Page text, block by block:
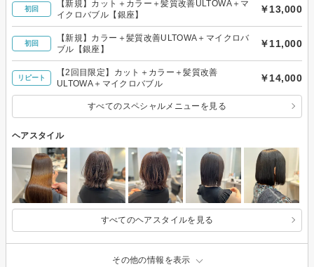
初回
【新規】カット＋カラー＋髪質改善ULTOWA＋マ
イクロバブル【銀座】
￥13,000
初回
【新規】カラー＋髪質改善ULTOWA＋マイクロバ
ブル【銀座】
￥11,000
リピート
【2回目限定】カット＋カラー＋髪質改善
ULTOWA＋マイクロバブル
￥14,000
すべてのスペシャルメニューを見る
ヘアスタイル
すべてのヘアスタイルを見る
その他の情報を表示